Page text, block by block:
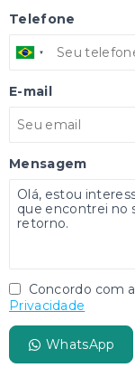
Telefone
E-mail
Mensagem
Concordo com a
Privacidade
WhatsApp